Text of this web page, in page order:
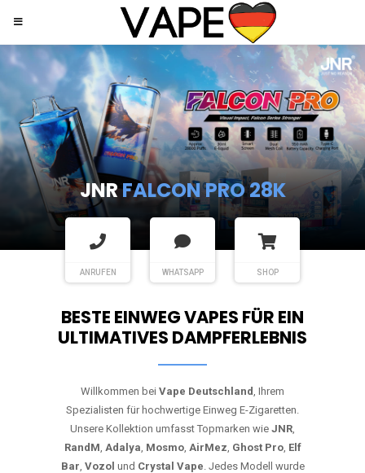
JNRSHISHA HOOKAH MAX
ANRUFEN WHATSAPP SHOP
BESTE EINWEG VAPES FÜR EIN
ULTIMATIVES DAMPFERLEBNIS
Willkommen bei Vape Deutschland, Ihrem
Spezialisten für hochwertige Einweg E-Zigaretten.
Unsere Kollektion umfasst Topmarken wie JNR,
RandM, Adalya, Mosmo, AirMez, Ghost Pro, Elf
Bar, Vozol und Crystal Vape. Jedes Modell wurde